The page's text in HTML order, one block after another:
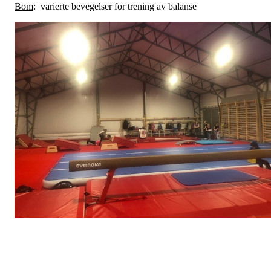
Bom: varierte bevegelser for trening av balanse